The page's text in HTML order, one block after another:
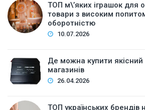
ТОП м\’яких іграшок для
товари з високим
оборотністю
10.07.2026
Де можна купити якісний
магазинів
26.04.2026
ТОП українських брендів